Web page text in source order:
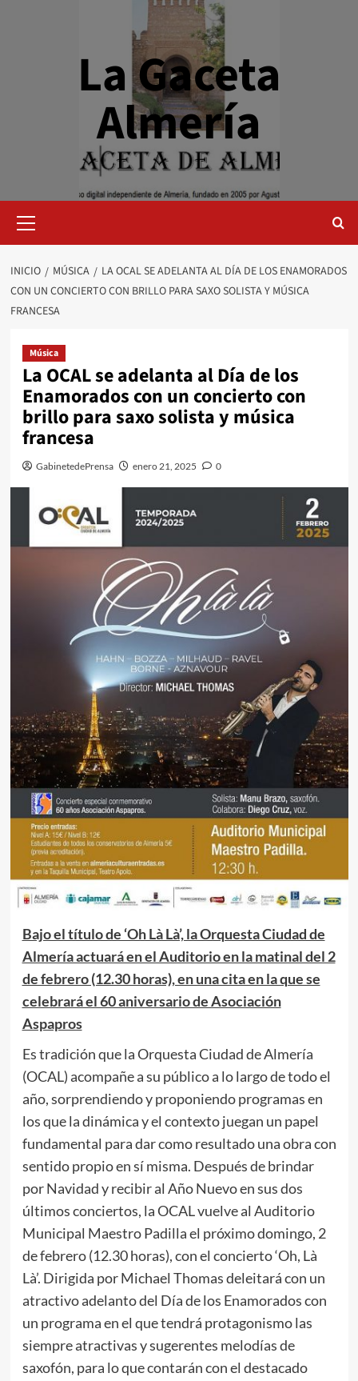
La Gaceta
Almería
primario
INICIO MÚSICA
LA OCAL SE ADELANTA AL DÍA DE LOS ENAMORADOS
CON UN CONCIERTO CON BRILLO PARA SAXO SOLISTA Y MÚSICA
FRANCESA
Música
La OCAL se adelanta al Día de los
Enamorados con un concierto con
brillo para saxo solista y música
francesa
GabinetedePrensa enero 21, 2025 0
Bajo el título de ‘Oh Là Là’, la Orquesta Ciudad de
Almería actuará en el Auditorio en la matinal del 2
de febrero (12.30 horas), en una cita en la que se
celebrará el 60 aniversario de Asociación
Aspapros
Es tradición que la Orquesta Ciudad de Almería
(OCAL) acompañe a su público a lo largo de todo el
año, sorprendiendo y proponiendo programas en
los que la dinámica y el contexto juegan un papel
fundamental para dar como resultado una obra con
sentido propio en sí misma. Después de brindar
por Navidad y recibir al Año Nuevo en sus dos
últimos conciertos, la OCAL vuelve al Auditorio
Municipal Maestro Padilla el próximo domingo, 2
de febrero (12.30 horas), con el concierto ‘Oh, Là
Là’. Dirigida por Michael Thomas deleitará con un
atractivo adelanto del Día de los Enamorados con
un programa en el que tendrá protagonismo las
siempre atractivas y sugerentes melodías de
saxofón, para lo que contarán con el destacado